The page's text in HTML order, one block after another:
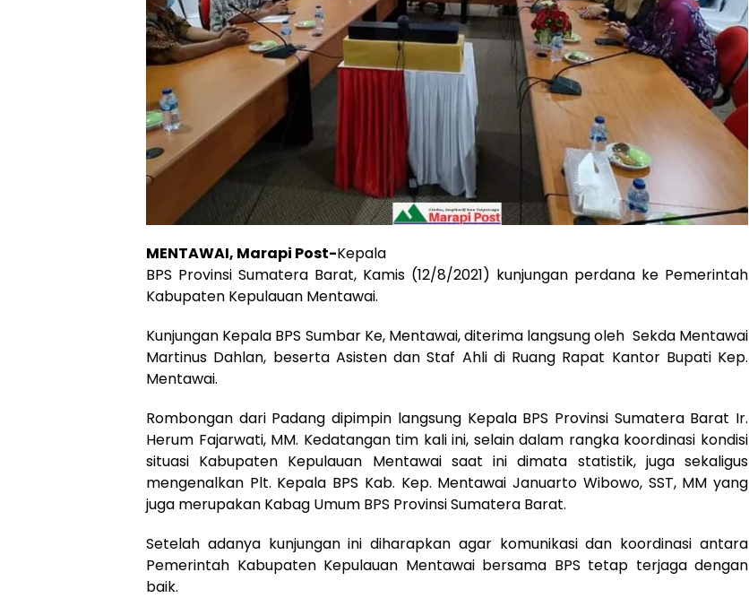
MENTAWAI, Marapi Post-Kepala
BPS Provinsi Sumatera Barat, Kamis (12/8/2021) kunjungan perdana ke Pemerintah
Kabupaten Kepulauan Mentawai.
Kunjungan Kepala BPS Sumbar Ke, Mentawai, diterima langsung oleh Sekda Mentawai
Martinus Dahlan, beserta Asisten dan Staf Ahli di Ruang Rapat Kantor Bupati Kep.
Mentawai.
Rombongan dari Padang dipimpin langsung Kepala BPS Provinsi Sumatera Barat Ir.
Herum Fajarwati, MM. Kedatangan tim kali ini, selain dalam rangka koordinasi kondisi
situasi Kabupaten Kepulauan Mentawai saat ini dimata statistik, juga sekaligus
mengenalkan Plt. Kepala BPS Kab. Kep. Mentawai Januarto Wibowo, SST, MM yang
juga merupakan Kabag Umum BPS Provinsi Sumatera Barat.
Setelah adanya kunjungan ini diharapkan agar komunikasi dan koordinasi antara
Pemerintah Kabupaten Kepulauan Mentawai bersama BPS tetap terjaga dengan
baik.